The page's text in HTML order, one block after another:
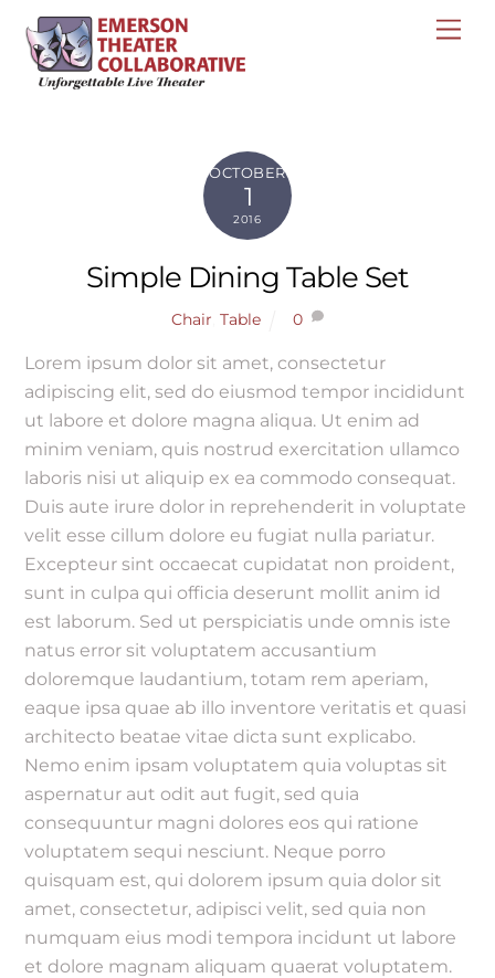
content
OCTOBER
1
2016
Simple Dining Table Set
Chair Table 0
Lorem ipsum dolor sit amet, consectetur
adipiscing elit, sed do eiusmod tempor incididunt
ut labore et dolore magna aliqua. Ut enim ad
minim veniam, quis nostrud exercitation ullamco
laboris nisi ut aliquip ex ea commodo consequat.
Duis aute irure dolor in reprehenderit in voluptate
velit esse cillum dolore eu fugiat nulla pariatur.
Excepteur sint occaecat cupidatat non proident,
sunt in culpa qui officia deserunt mollit anim id
est laborum. Sed ut perspiciatis unde omnis iste
natus error sit voluptatem accusantium
doloremque laudantium, totam rem aperiam,
eaque ipsa quae ab illo inventore veritatis et quasi
architecto beatae vitae dicta sunt explicabo.
Nemo enim ipsam voluptatem quia voluptas sit
aspernatur aut odit aut fugit, sed quia
consequuntur magni dolores eos qui ratione
voluptatem sequi nesciunt. Neque porro
quisquam est, qui dolorem ipsum quia dolor sit
amet, consectetur, adipisci velit, sed quia non
numquam eius modi tempora incidunt ut labore
et dolore magnam aliquam quaerat voluptatem.